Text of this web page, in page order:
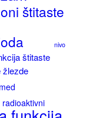
štitaste
nivo
štitaste
žlezde
radioaktivni